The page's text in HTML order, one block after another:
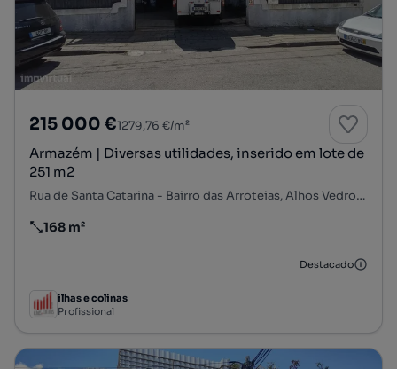
215 000 €1279,76 €/m²
Armazém | Diversas utilidades, inserido em lote de
251 m2
Rua de Santa Catarina - Bairro das Arroteias, Alhos Vedros, Moita, Setúbal
Preço por metro quadrado
168 m²
Destacado
ilhas e colinas
Profissional